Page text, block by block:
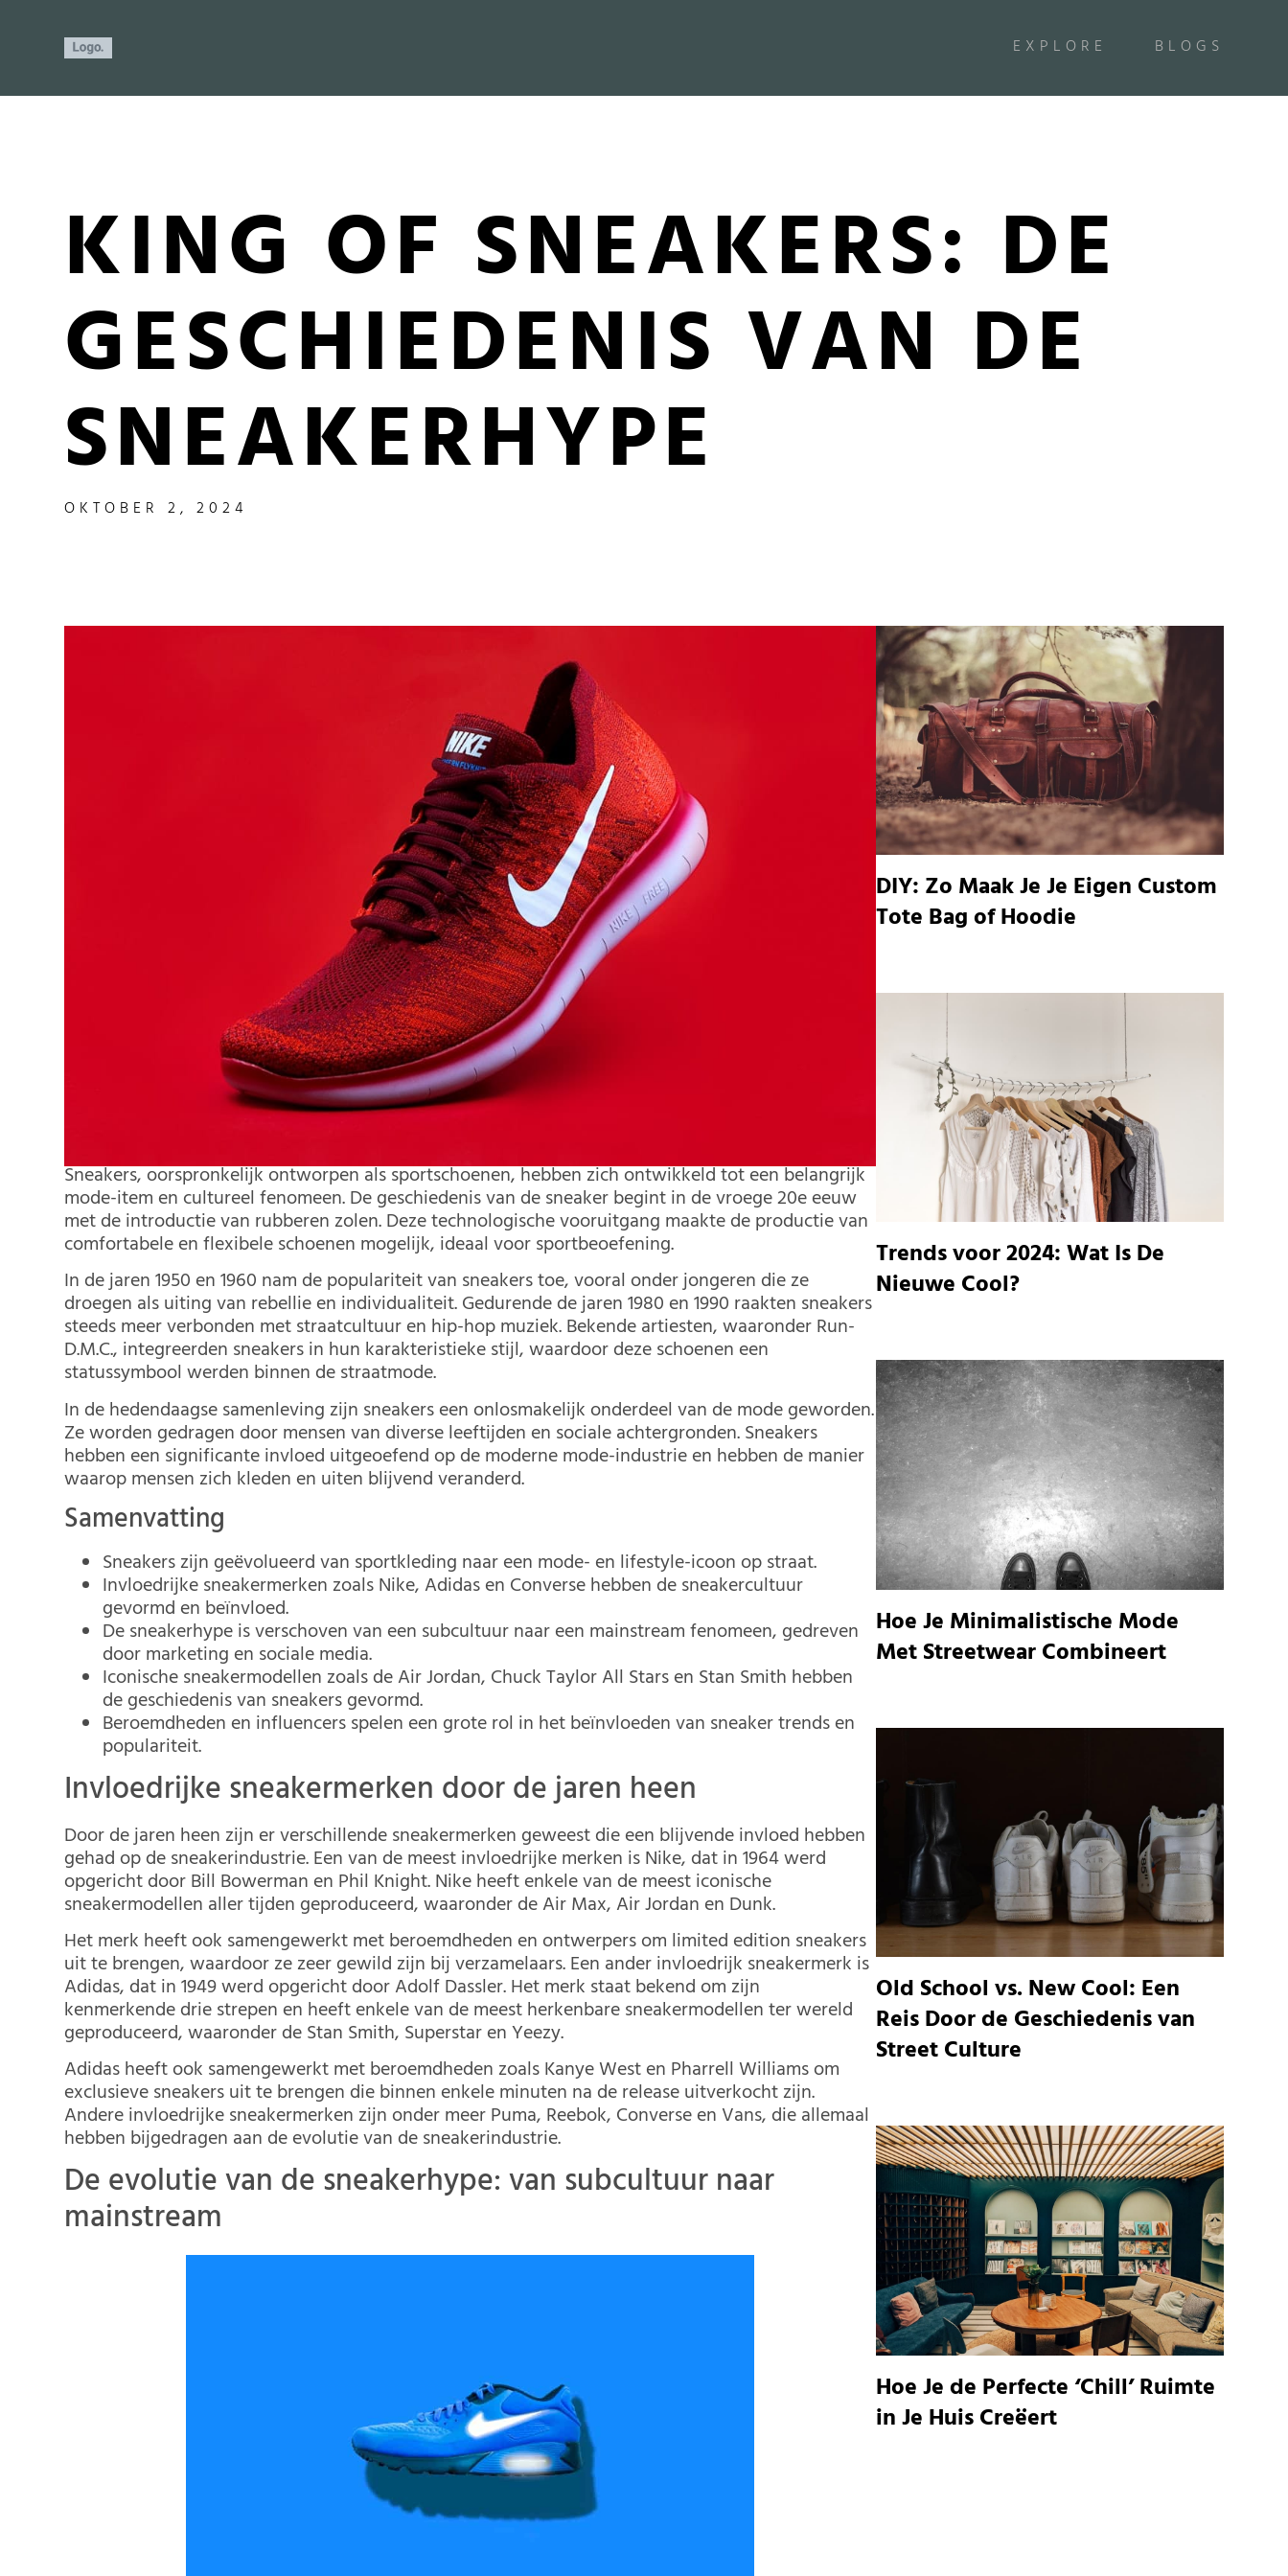
EXPLORE BLOGS
KING OF SNEAKERS: DE
GESCHIEDENIS VAN DE
SNEAKERHYPE
OKTOBER 2, 2024
Sneakers, oorspronkelijk ontworpen als sportschoenen, hebben zich ontwikkeld tot een belangrijk
mode-item en cultureel fenomeen. De geschiedenis van de sneaker begint in de vroege 20e eeuw
met de introductie van rubberen zolen. Deze technologische vooruitgang maakte de productie van
comfortabele en flexibele schoenen mogelijk, ideaal voor sportbeoefening.
In de jaren 1950 en 1960 nam de populariteit van sneakers toe, vooral onder jongeren die ze
droegen als uiting van rebellie en individualiteit. Gedurende de jaren 1980 en 1990 raakten sneakers
steeds meer verbonden met straatcultuur en hip-hop muziek. Bekende artiesten, waaronder Run-
D.M.C., integreerden sneakers in hun karakteristieke stijl, waardoor deze schoenen een
statussymbool werden binnen de straatmode.
In de hedendaagse samenleving zijn sneakers een onlosmakelijk onderdeel van de mode geworden.
Ze worden gedragen door mensen van diverse leeftijden en sociale achtergronden. Sneakers
hebben een significante invloed uitgeoefend op de moderne mode-industrie en hebben de manier
waarop mensen zich kleden en uiten blijvend veranderd.
Samenvatting
Sneakers zijn geëvolueerd van sportkleding naar een mode- en lifestyle-icoon op straat.
Invloedrijke sneakermerken zoals Nike, Adidas en Converse hebben de sneakercultuur
gevormd en beïnvloed.
De sneakerhype is verschoven van een subcultuur naar een mainstream fenomeen, gedreven
door marketing en sociale media.
Iconische sneakermodellen zoals de Air Jordan, Chuck Taylor All Stars en Stan Smith hebben
de geschiedenis van sneakers gevormd.
Beroemdheden en influencers spelen een grote rol in het beïnvloeden van sneaker trends en
populariteit.
Invloedrijke sneakermerken door de jaren heen
Door de jaren heen zijn er verschillende sneakermerken geweest die een blijvende invloed hebben
gehad op de sneakerindustrie. Een van de meest invloedrijke merken is Nike, dat in 1964 werd
opgericht door Bill Bowerman en Phil Knight. Nike heeft enkele van de meest iconische
sneakermodellen aller tijden geproduceerd, waaronder de Air Max, Air Jordan en Dunk.
Het merk heeft ook samengewerkt met beroemdheden en ontwerpers om limited edition sneakers
uit te brengen, waardoor ze zeer gewild zijn bij verzamelaars. Een ander invloedrijk sneakermerk is
Adidas, dat in 1949 werd opgericht door Adolf Dassler. Het merk staat bekend om zijn
kenmerkende drie strepen en heeft enkele van de meest herkenbare sneakermodellen ter wereld
geproduceerd, waaronder de Stan Smith, Superstar en Yeezy.
Adidas heeft ook samengewerkt met beroemdheden zoals Kanye West en Pharrell Williams om
exclusieve sneakers uit te brengen die binnen enkele minuten na de release uitverkocht zijn.
Andere invloedrijke sneakermerken zijn onder meer Puma, Reebok, Converse en Vans, die allemaal
hebben bijgedragen aan de evolutie van de sneakerindustrie.
De evolutie van de sneakerhype: van subcultuur naar
mainstream
DIY: Zo Maak Je Je Eigen Custom
Tote Bag of Hoodie
Trends voor 2024: Wat Is De
Nieuwe Cool?
Hoe Je Minimalistische Mode
Met Streetwear Combineert
Old School vs. New Cool: Een
Reis Door de Geschiedenis van
Street Culture
Hoe Je de Perfecte ‘Chill’ Ruimte
in Je Huis Creëert